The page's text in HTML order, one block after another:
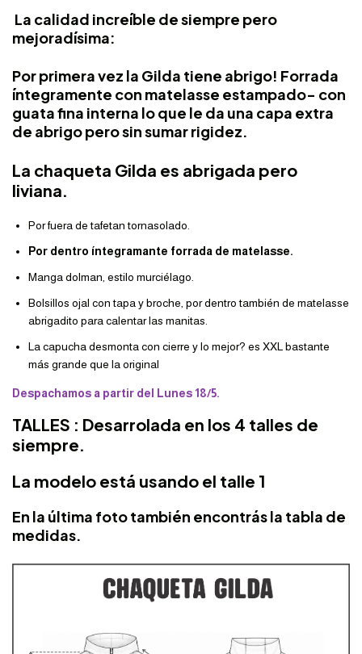
La calidad increíble de siempre pero
mejoradísima:
Por primera vez la Gilda tiene abrigo! Forrada
íntegramente con matelasse estampado- con
guata fina interna lo que le da una capa extra
de abrigo pero sin sumar rigidez.
La chaqueta Gilda es abrigada pero
liviana.
Por fuera de tafetan tornasolado.
Por dentro íntegramante forrada de matelasse.
Manga dolman, estilo murciélago.
Bolsillos ojal con tapa y broche, por dentro también de matelasse
abrigadito para calentar las manitas.
La capucha desmonta con cierre y lo mejor? es XXL bastante
más grande que la original
Despachamos a partir del Lunes 18/5.
TALLES : Desarrolada en los 4 talles de
siempre.
La modelo está usando el talle 1
En la última foto también encontrás la tabla de
medidas.